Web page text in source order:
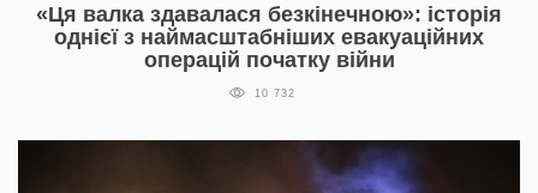
«Ця валка здавалася безкінечною»: історія
однієї з наймасштабніших евакуаційних
операцій початку війни
10 732